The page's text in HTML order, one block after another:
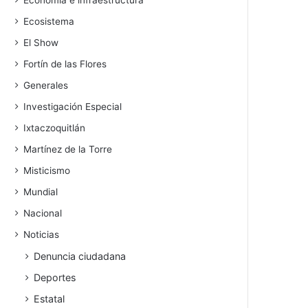
Ecosistema
El Show
Fortín de las Flores
Generales
Investigación Especial
Ixtaczoquitlán
Martínez de la Torre
Misticismo
Mundial
Nacional
Noticias
Denuncia ciudadana
Deportes
Estatal